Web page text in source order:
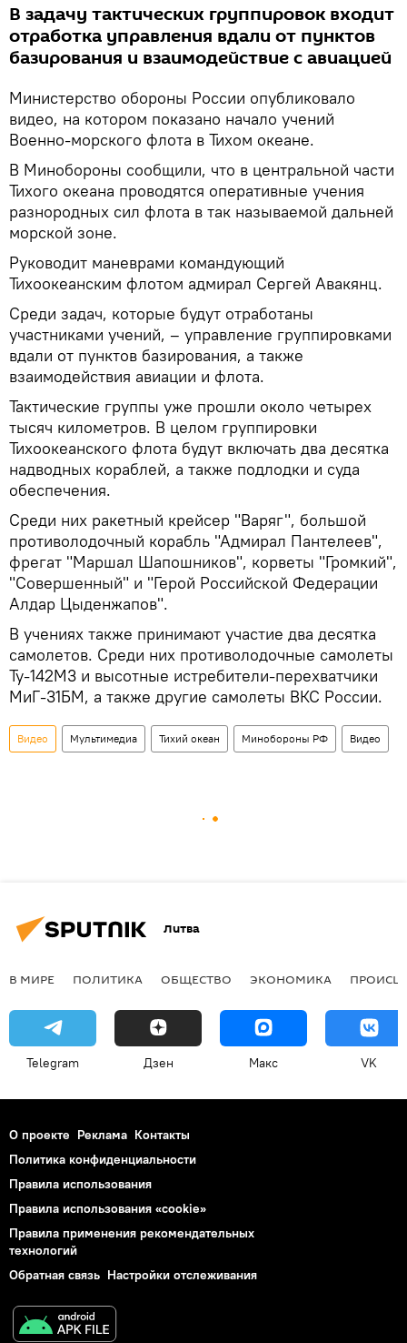
В задачу тактических группировок входит
отработка управления вдали от пунктов
базирования и взаимодействие с авиацией
Министерство обороны России опубликовало
видео, на котором показано начало учений
Военно-морского флота в Тихом океане.
В Минобороны сообщили, что в центральной части
Тихого океана проводятся оперативные учения
разнородных сил флота в так называемой дальней
морской зоне.
Руководит маневрами командующий
Тихоокеанским флотом адмирал Сергей Авакянц.
Среди задач, которые будут отработаны
участниками учений, – управление группировками
вдали от пунктов базирования, а также
взаимодействия авиации и флота.
Тактические группы уже прошли около четырех
тысяч километров. В целом группировки
Тихоокеанского флота будут включать два десятка
надводных кораблей, а также подлодки и суда
обеспечения.
Среди них ракетный крейсер "Варяг", большой
противолодочный корабль "Адмирал Пантелеев",
фрегат "Маршал Шапошников", корветы "Громкий",
"Совершенный" и "Герой Российской Федерации
Алдар Цыденжапов".
В учениях также принимают участие два десятка
самолетов. Среди них противолодочные самолеты
Ту-142М3 и высотные истребители-перехватчики
МиГ-31БМ, а также другие самолеты ВКС России.
Видео Мультимедиа Тихий океан Минобороны РФ Видео
Литва
В МИРЕ ПОЛИТИКА ОБЩЕСТВО ЭКОНОМИКА
Telegram Дзен Макс VK
О проекте Реклама Контакты
Политика конфиденциальности
Правила использования
Правила использования «cookie»
Правила применения рекомендательных
технологий
Обратная связь Настройки отслеживания